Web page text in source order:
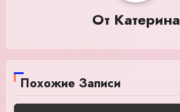
От Катерина
Похожие Записи